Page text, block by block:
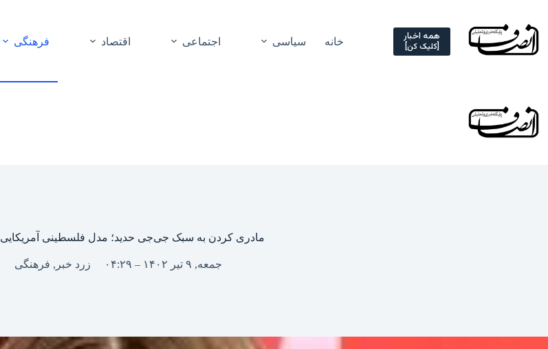
content
همه اخبار
[کلیک کن] خانه سیاسی اجتماعی اقتصاد فرهنگی
مادری کردن به سبک جی‌جی حدید؛ مدل فلسطینی آمریکایی
جمعه, ۹ تیر ۱۴۰۲ – ۰۴:۲۹ زرد خبر , فرهنگی